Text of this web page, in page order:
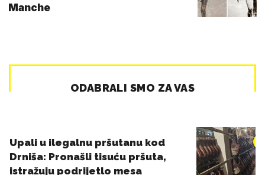
Manche